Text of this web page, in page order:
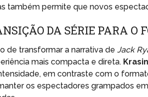
também permite que novos
DA SÉRIE PARA O
de transformar a narrativa deJack
mais compacta e direta.
em contraste com o
os espectadores grampados